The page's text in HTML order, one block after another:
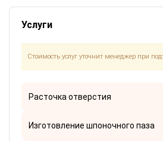
Услуги
Стоимость услуг уточнит менеджер при
Расточка отверстия
Изготовление шпоночного паза